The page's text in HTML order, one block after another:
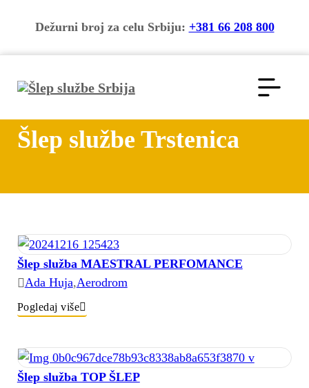
Dežurni broj za celu Srbiju: +381 66 208 800
Šlep službe Trstenica
Šlep služba MAESTRAL PERFOMANCE
Ada Huja,Aerodrom
Pogledaj više
Šlep služba TOP ŠLEP